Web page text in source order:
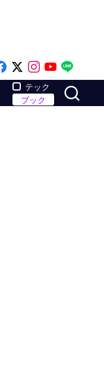
Like on Facebook
Follow on x
Follow on
Follow
テック
ブック